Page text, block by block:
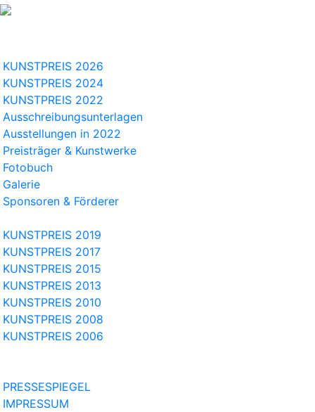
KUNSTPREIS 2026
KUNSTPREIS 2024
KUNSTPREIS 2022
Ausschreibungsunterlagen
Ausstellungen in 2022
Preisträger & Kunstwerke
Fotobuch
Galerie
Sponsoren & Förderer
KUNSTPREIS 2019
KUNSTPREIS 2017
KUNSTPREIS 2015
KUNSTPREIS 2013
KUNSTPREIS 2010
KUNSTPREIS 2008
KUNSTPREIS 2006
PRESSESPIEGEL
IMPRESSUM